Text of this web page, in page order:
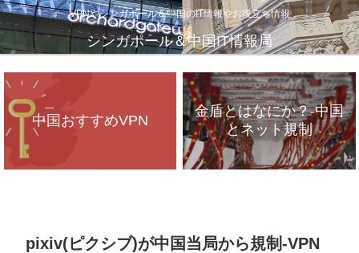
VPNやシンガポール＆中国のIT情報やお役立ち情報
シンガポール＆中国IT情報局
中国おすすめVPN
金盾とはなにか？-中国
とネット規制
pixiv(ピクシブ)が中国当局から規制-VPN